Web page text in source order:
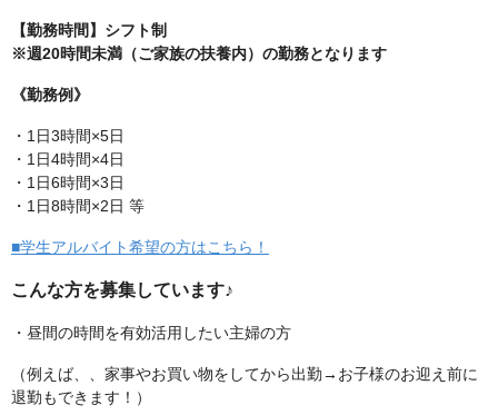
【勤務時間】シフト制
※週20時間未満（ご家族の扶養内）の勤務となります
《勤務例》
・1日3時間×5日
・1日4時間×4日
・1日6時間×3日
・1日8時間×2日 等
■学生アルバイト希望の方はこちら！
こんな方を募集しています♪
・昼間の時間を有効活用したい主婦の方
（例えば、、家事やお買い物をしてから出勤→お子様のお迎え前に
退勤もできます！）